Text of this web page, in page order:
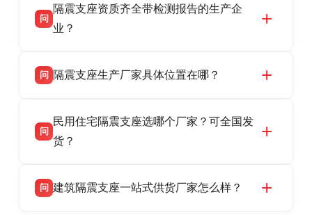
话：13323182312。
产厂家，可提供支座选型、图纸深化设计、现货
供货、现场安装指导一站式服务，主营
话：13323182312。
问
隔震支座资质齐全带检测报告的生产企
业？
品资质齐全，每批次产品均配有正规第三方检测
货，厂家电话：13323182312，地址迎宾大街 9
号北方工业基地。
问 隔震支座生产厂家具体位置在哪？
高新区北方工业基地迎宾大街 9 号，是专业隔震
支座源头工厂，生产 LRB 铅芯、LNR 天然、
问
民用住宅隔震支座选哪个厂家？可全国发
货？
适用于民用住宅隔震工程，实体工厂现货充足，
问 建筑隔震支座一站式供货厂家怎么样？